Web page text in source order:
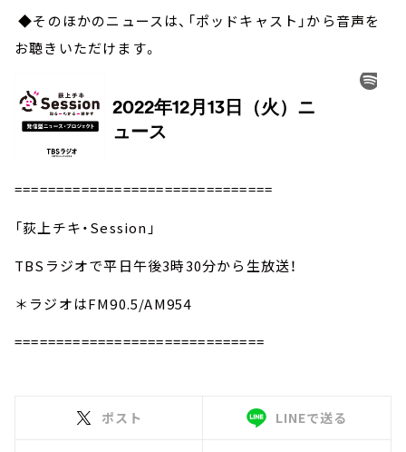
◆そのほかのニュースは、「ポッドキャスト」から音声を
お聴きいただけます。
===============================
「荻上チキ・Session」
TBSラジオで平日午後3時30分から生放送！
＊ラジオはFM90.5/AM954
==============================
ポスト LINEで送る